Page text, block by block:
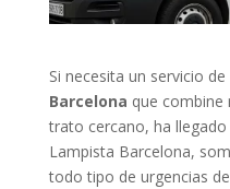
Si necesita un servicio de
Barcelona que combine
trato cercano, ha llegado
Lampista Barcelona,
todo tipo de urgencias